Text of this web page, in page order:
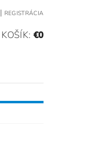
| REGISTRÁCIA
KOŠÍK: €0